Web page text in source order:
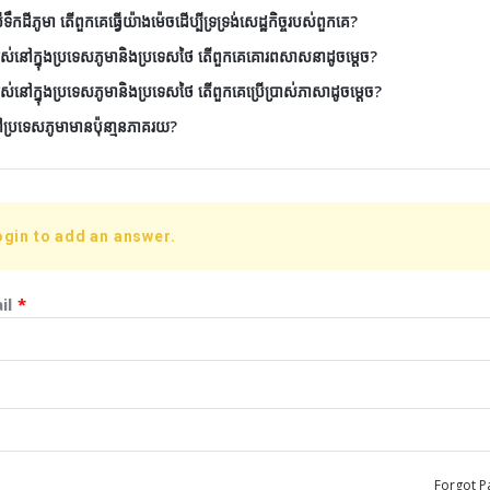
ភូមា តើពួកគេធ្វើយ៉ាងម៉េចដើប្បីទ្រទ្រង់សេដ្ឋកិច្ចរបស់ពួកគេ?
ស់នៅក្នុងប្រទេសភូមានិងប្រទេសថៃ តើពួកគេគោរពសាសនាដូចម្តេច?
ស់នៅក្នុងប្រទេសភូមានិងប្រទេសថៃ តើពួកគេប្រើប្រាស់ភាសាដូចម្តេច?
រទេសភូមាមានប៉ុនា្មនភាគរយ?
to add an answer.
*
Forgot